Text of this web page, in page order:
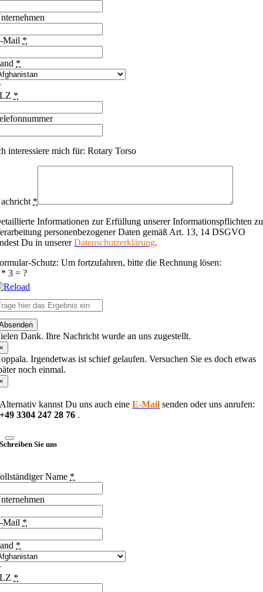
Mail *
*
*
interessiere mich für: Rotary Torso
*
Informationen zur Erfüllung unserer Informationspflichten
personenbezogener Daten gemäß Art. 13, 14 DSGVO
Du in unsererDatenschutzerklärung.
Schutz: Um fortzufahren, bitte die Rechnung lösen:
* 3 = ?
Dank. Ihre Nachricht wurde an uns zugestellt.
Irgendetwas ist schief gelaufen. Versuchen Sie es doch etwas
noch einmal.
Alternativ kannst Du uns auch eineE-Mail senden oder uns anrufen:
+49 3304 247 28 76 .
Schreiben Sie uns
Name *
Mail *
*
*